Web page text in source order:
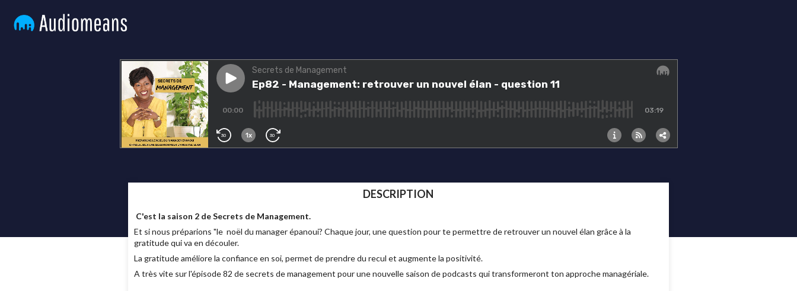
DESCRIPTION
C'est la saison 2 de Secrets de Management.
Et si nous préparions "le noël du manager épanoui? Chaque jour, une question pour te permettre de retrouver un nouvel élan grâce à la
gratitude qui va en découler.
La gratitude améliore la confiance en soi, permet de prendre du recul et augmente la positivité.
A très vite sur l'épisode 82 de secrets de management pour une nouvelle saison de podcasts qui transformeront ton approche managériale.